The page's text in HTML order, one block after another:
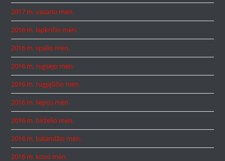
2017 m. vasario mėn.
2016 m. lapkričio mėn.
2016 m. spalio mėn.
2016 m. rugsėjo mėn.
2016 m. rugpjūčio mėn.
2016 m. liepos mėn.
2016 m. birželio mėn.
2016 m. balandžio mėn.
2016 m. kovo mėn.